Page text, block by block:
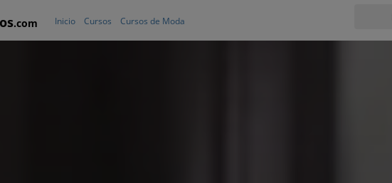
.com Inicio Cursos Cursos de Moda